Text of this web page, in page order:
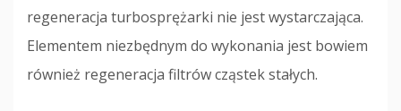
regeneracja turbosprężarki nie jest wystarczająca.
Elementem niezbędnym do wykonania jest bowiem
również regeneracja filtrów cząstek stałych.